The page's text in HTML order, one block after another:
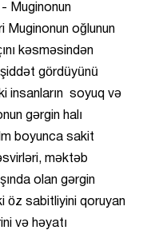
- Muginonun
Muginonun oğlunun
kəsməsindən
gördüyünü
insanların soyuq və
gərgin halı
boyunca sakit
məktəb
olan gərgin
öz sabitliyini qoruyan
və həyatı